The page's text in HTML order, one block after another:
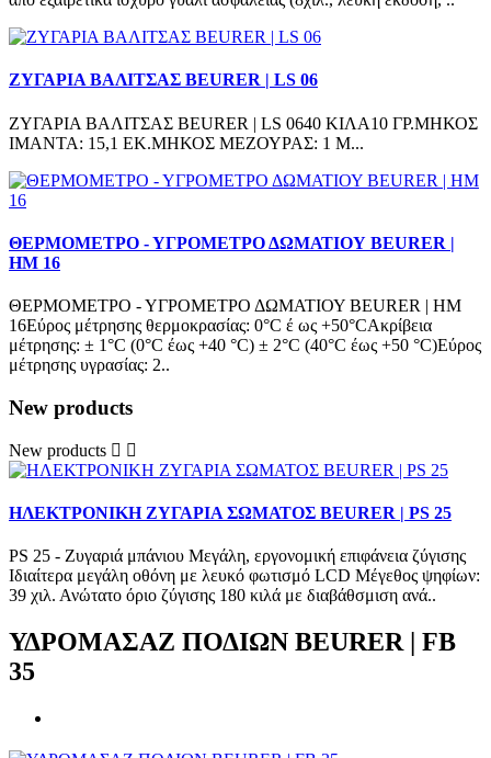
ΖΥΓΑΡΙΑ ΒΑΛΙΤΣΑΣ BEURER | LS 06
ΖΥΓΑΡΙΑ ΒΑΛΙΤΣΑΣ BEURER | LS 0640 ΚΙΛΑ10 ΓΡ.ΜΗΚΟΣ
ΙΜΑΝΤΑ: 15,1 ΕΚ.ΜΗΚΟΣ ΜΕΖΟΥΡΑΣ: 1 Μ...
ΘΕΡΜΟΜΕΤΡΟ - ΥΓΡΟΜΕΤΡΟ ΔΩΜΑΤΙΟΥ BEURER |
HM 16
ΘΕΡΜΟΜΕΤΡΟ - ΥΓΡΟΜΕΤΡΟ ΔΩΜΑΤΙΟΥ BEURER | HM
16Εύρος μέτρησης θερμοκρασίας: 0°C έ ως +50°CΑκρίβεια
μέτρησης: ± 1°C (0°C έως +40 °C) ± 2°C (40°C έως +50 °C)Εύρος
μέτρησης υγρασίας: 2..
New products
New products
ΗΛΕΚΤΡΟΝΙΚΗ ΖΥΓΑΡΙΑ ΣΩΜΑΤΟΣ BEURER | PS 25
PS 25 - Ζυγαριά μπάνιου Μεγάλη, εργονομική επιφάνεια ζύγισης
Ιδιαίτερα μεγάλη οθόνη με λευκό φωτισμό LCD Μέγεθος ψηφίων:
39 χιλ. Ανώτατο όριο ζύγισης 180 κιλά με διαβάθσμιση ανά..
ΥΔΡΟΜΑΣΑΖ ΠΟΔΙΩΝ BEURER | FB
35